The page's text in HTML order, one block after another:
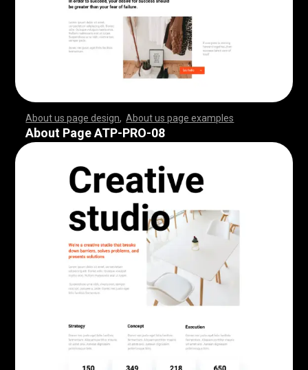
About us page design ,About us page examples
,,,,,,,,,,,,,,,,,,,,,,,, ,,,,,,,,,,,,,,,,,,,,,,,,,,,
,,,,,,,,,,,,,,,,,,,,,,,, ,,,,,,,,,,,,,,,,,,,,,,,,,,,
,,,,,,,,,,,,,,,,,,,,,,,, ,,,,,,,,,,,,,,,,,,,,,,,,,,,
,,,,,,,,,,,,,,,,,,,,,,,, ,,,,,,,,,,,,,,,,,,,,,,,,,,,
,,,,,,,,,,,,,,,,,,,,,,,, ,,,,,,,,,,,,,,,,,,,,,,,,,,,
,,,,,,,,,,,,,,,,,,,,,,,, ,,,,,,,,,,,,,,,,,,,,,,,,,,,
,,,,,,,,,,,,,,,,,,,,,,,, ,,,,,,,,,,,,,,,,,,,,,,,,,,,
,,,,,,,,,,,,,,,,,,,,,,,, ,,,,,,,,,,,,
About Page ATP-PRO-08